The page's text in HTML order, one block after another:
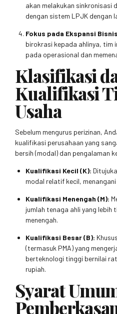
akan melakukan sinkronisasi
dengan sistem LPJK dengan
Fokus pada Ekspansi
birokrasi kepada ahlinya, tim
pada operasional dan
Klasifikasi
Kualifikasi
Usaha
Sebelum mengurus perizinan,
kualifikasi perusahaan yang
bersih (modal) dan pengalaman
Kualifikasi Kecil (K):
modal relatif kecil,
Kualifikasi Menengah (M):
jumlah tenaga ahli yang lebih
menengah.
Kualifikasi Besar (B):
(termasuk PMA) yang
berteknologi tinggi bernilai
rupiah.
Syarat